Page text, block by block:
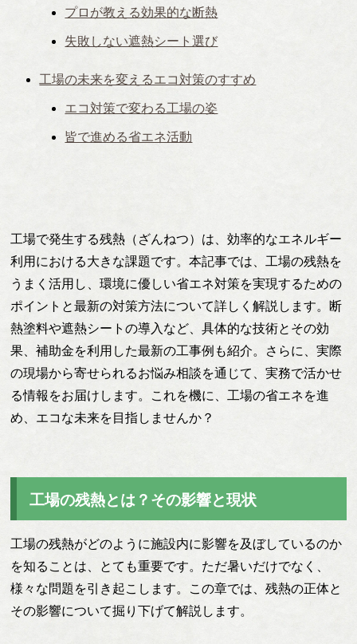
プロが教える効果的な断熱
失敗しない遮熱シート選び
工場の未来を変えるエコ対策のすすめ
エコ対策で変わる工場の姿
皆で進める省エネ活動
工場で発生する残熱（ざんねつ）は、効率的なエネルギー
利用における大きな課題です。本記事では、工場の残熱を
うまく活用し、環境に優しい省エネ対策を実現するための
ポイントと最新の対策方法について詳しく解説します。断
熱塗料や遮熱シートの導入など、具体的な技術とその効
果、補助金を利用した最新の工事例も紹介。さらに、実際
の現場から寄せられるお悩み相談を通じて、実務で活かせ
る情報をお届けします。これを機に、工場の省エネを進
め、エコな未来を目指しませんか？
工場の残熱とは？その影響と現状
工場の残熱がどのように施設内に影響を及ぼしているのか
を知ることは、とても重要です。ただ暑いだけでなく、
様々な問題を引き起こします。この章では、残熱の正体と
その影響について掘り下げて解説します。